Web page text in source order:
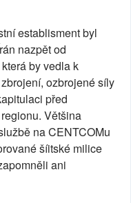
establisment byl
nazpět od
by vedla k
ozbrojené síly
před
Většina
na CENTCOMu
šíitské milice
ani